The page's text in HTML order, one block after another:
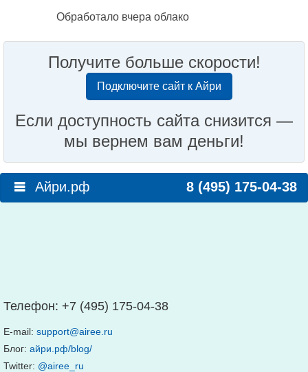
Обработало вчера облако
Получите больше скорости!
Подключите сайт к Айри
Если доступность сайта снизится —
мы вернем вам деньги!
Айри.рф 8 (495) 175-04-38
Телефон: +7 (495) 175-04-38
E-mail: support@airee.ru
Блог: айри.рф/blog/
Twitter: @airee_ru